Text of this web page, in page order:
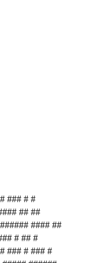
### # #
## ##
#### ##
# ## #
### # ### #